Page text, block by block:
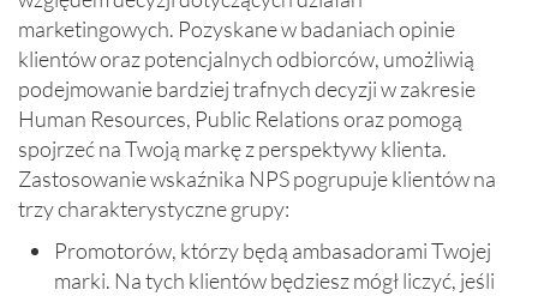
marketingowych. Pozyskane w badaniach opinie
klientów oraz potencjalnych odbiorców, umożliwią
podejmowanie bardziej trafnych decyzji w zakresie
Human Resources, Public Relations oraz pomogą
spojrzeć na Twoją markę z perspektywy klienta.
Zastosowanie wskaźnika NPS pogrupuje klientów na
trzy charakterystyczne grupy:
Promotorów, którzy będą ambasadorami Twojej
marki. Na tych klientów będziesz mógł liczyć, jeśli